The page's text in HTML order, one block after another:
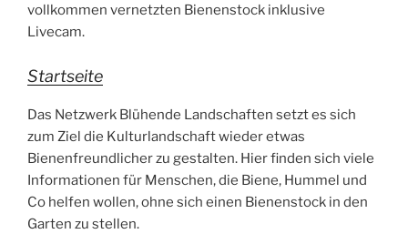
vollkommen vernetzten Bienenstock inklusive
Livecam.
Startseite
Das Netzwerk Blühende Landschaften setzt es sich
zum Ziel die Kulturlandschaft wieder etwas
Bienenfreundlicher zu gestalten. Hier finden sich viele
Informationen für Menschen, die Biene, Hummel und
Co helfen wollen, ohne sich einen Bienenstock in den
Garten zu stellen.